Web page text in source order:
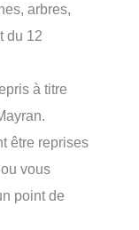
arbres,
du 12
à titre
être reprises
vous
point de